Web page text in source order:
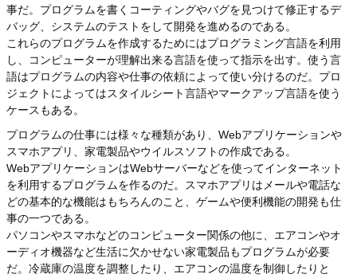
事だ。プログラムを書くコーティングやバグを見つけて修正するデ
バッグ、システムのテストをして開発を進めるのである。
これらのプログラムを作成するためにはプログラミング言語を利用
し、コンピューターが理解出来る言語を使って指示を出す。使う言
語はプログラムの内容や仕事の依頼によって使い分けるのだ。プロ
ジェクトによってはスタイルシート言語やマークアップ言語を使う
ケースもある。
プログラムの仕事には様々な種類があり、Webアプリケーションや
スマホアプリ、家電製品やウイルスソフトの作成である。
WebアプリケーションはWebサーバーなどを使ってインターネット
を利用するプログラムを作るのだ。スマホアプリはメールや電話な
どの基本的な機能はもちろんのこと、ゲームや便利機能の開発も仕
事の一つである。
パソコンやスマホなどのコンピューター関係の他に、エアコンやオ
ーディオ機器など生活に欠かせない家電製品もプログラムが必要
だ。冷蔵庫の温度を調整したり、エアコンの温度を制御したりと